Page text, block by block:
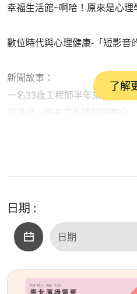
幸福生活館~啊哈！原來是心理
數位時代與心理健康-「短影音
新聞故事：
一名33歲工程師半年來陷入「
到凌晨。隔天工作時腦袋空白
力只能撐5分鐘，難怪事情一直
近常看短影音。
「短影音」是數位時代的現象
聽聽心理師怎麼說。
#林仁廷 心理師
了解
日期 :